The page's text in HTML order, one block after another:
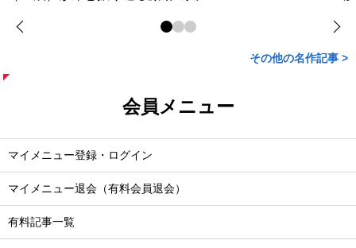
その他の名作記事 >
会員メニュー
マイメニュー登録・ログイン
マイメニュー退会（有料会員退会）
有料記事一覧